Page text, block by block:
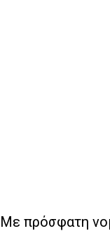
Με πρόσφατη